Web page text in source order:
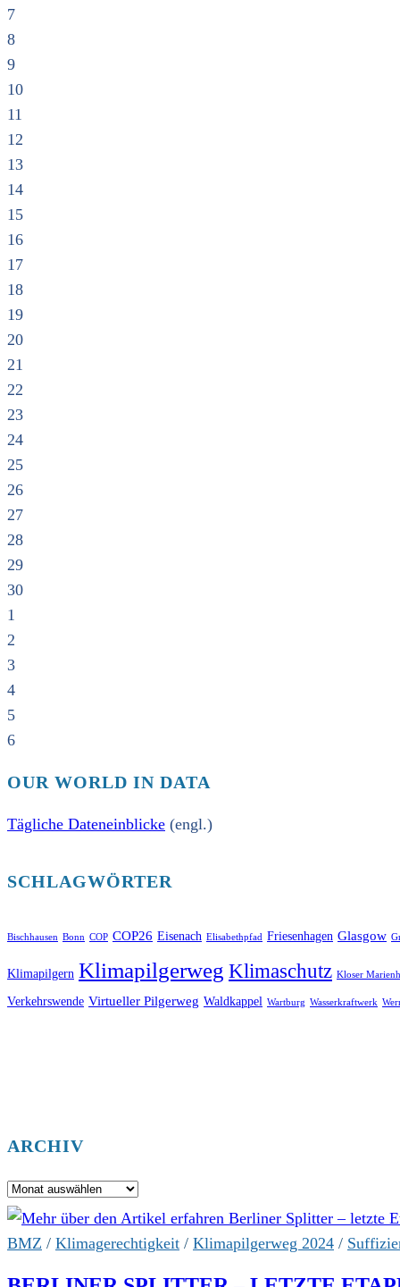
7
8
9
10
11
12
13
14
15
16
17
18
19
20
21
22
23
24
25
26
27
28
29
30
1
2
3
4
5
6
OUR WORLD IN DATA
Tägliche Dateneinblicke (engl.)
SCHLAGWÖRTER
Bischhausen Bonn COP COP26 Eisenach Elisabethpfad Friesenhagen Glasgow
Klimapilgern Klimapilgerweg Klimaschutz Kloser
Verkehrswende Virtueller Pilgerweg Waldkappel Wartburg Wasserkraftwerk
ARCHIV
Archiv
BMZ / Klimagerechtigkeit / Klimapilgerweg 2024 /